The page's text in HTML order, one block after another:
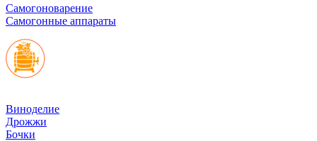
Cамогоноварение
Самогонные аппараты
Виноделие
Дрожжи
Бочки